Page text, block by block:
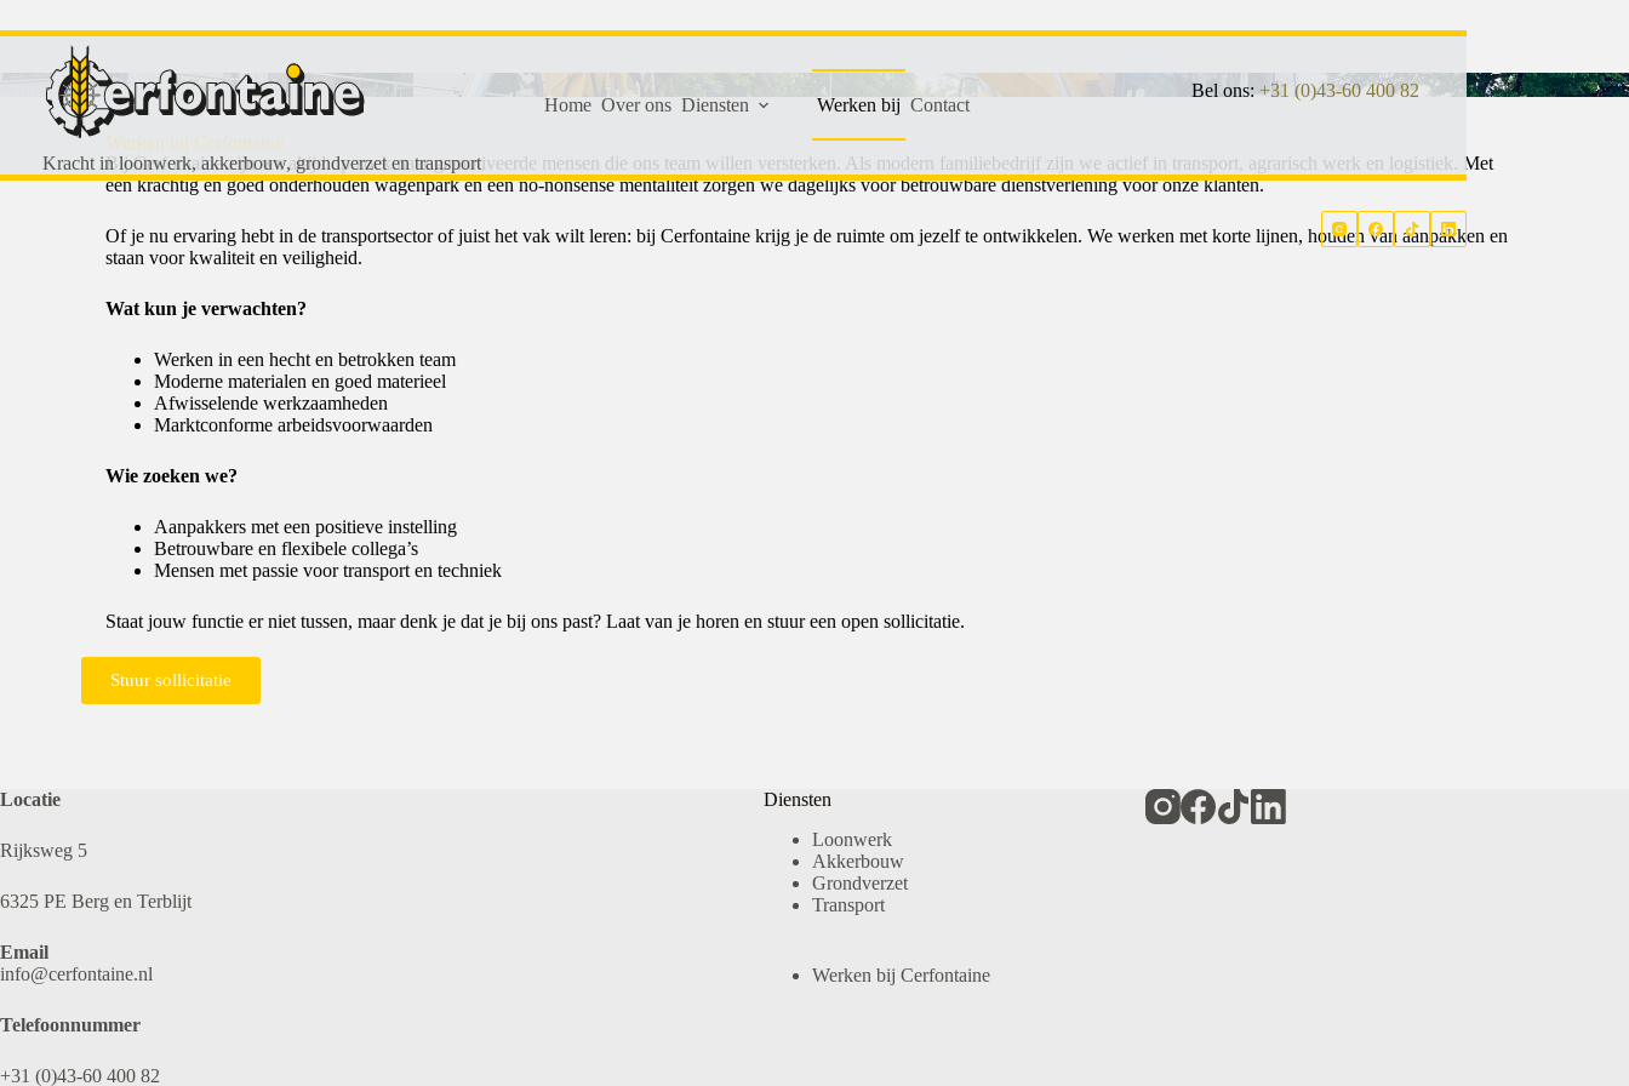
Kracht in loonwerk, akkerbouw, grondverzet en transport
Home Over ons Diensten Werken bij Contact
Bel ons:+31 (0)43-60 400 82
Werken bij Cerfontaine
Bij Cerfontaine zijn we altijd op zoek naar gemotiveerde mensen die ons team willen versterken. Als modern familiebedrijf zijn we actief in transport, agrarisch werk en logistiek. Met
een krachtig en goed onderhouden wagenpark en een no-nonsense mentaliteit zorgen we dagelijks voor betrouwbare dienstverlening voor onze klanten.
Of je nu ervaring hebt in de transportsector of juist het vak wilt leren: bij Cerfontaine krijg je de ruimte om jezelf te ontwikkelen. We werken met korte lijnen, houden van aanpakken en
staan voor kwaliteit en veiligheid.
Wat kun je verwachten?
Werken in een hecht en betrokken team
Moderne materialen en goed materieel
Afwisselende werkzaamheden
Marktconforme arbeidsvoorwaarden
Wie zoeken we?
Aanpakkers met een positieve instelling
Betrouwbare en flexibele collega’s
Mensen met passie voor transport en techniek
Staat jouw functie er niet tussen, maar denk je dat je bij ons past? Laat van je horen en stuur een open sollicitatie.
Stuur sollicitatie
Locatie
Rijksweg 5
6325 PE Berg en Terblijt
Email
info@cerfontaine.nl
Telefoonnummer
+31 (0)43-60 400 82
Diensten
Loonwerk
Akkerbouw
Grondverzet
Transport
Werken bij Cerfontaine